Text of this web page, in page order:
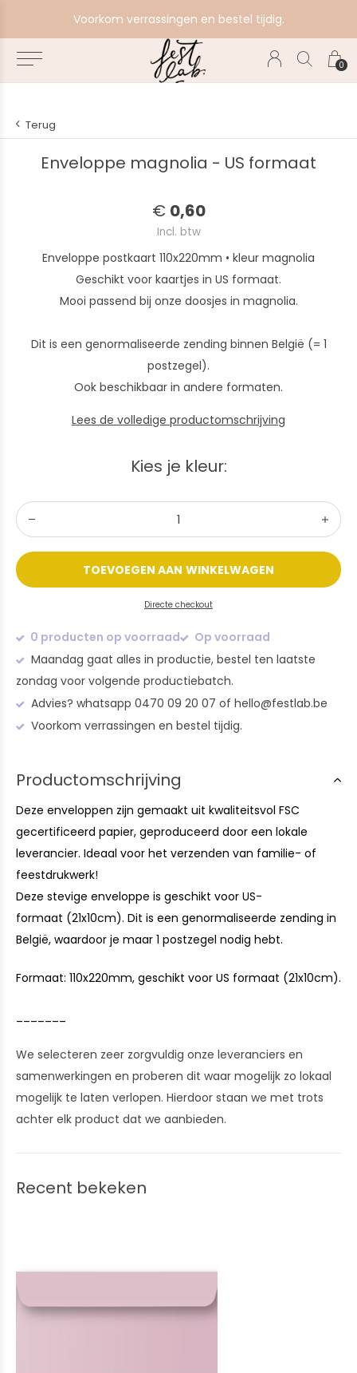
0
Voorkom verrassingen en bestel tijdig.
Terug
Enveloppe magnolia - US formaat
€ 0,60
Incl. btw
Enveloppe postkaart 110x220mm • kleur magnolia
Geschikt voor kaartjes in US formaat.
Mooi passend bij onze doosjes in magnolia.
Dit is een genormaliseerde zending binnen België (= 1
postzegel).
Ook beschikbaar in andere formaten.
Lees de volledige productomschrijving
Kies je kleur:
TOEVOEGEN AAN WINKELWAGEN
Directe checkout
0 producten op voorraad
Op voorraad
Maandag gaat alles in productie, bestel ten laatste
zondag voor volgende productiebatch.
Advies? whatsapp 0470 09 20 07 of hello@festlab.be
Voorkom verrassingen en bestel tijdig.
Productomschrijving
Deze enveloppen zijn gemaakt uit kwaliteitsvol FSC
gecertificeerd papier, geproduceerd door een lokale
leverancier. Ideaal voor het verzenden van familie- of
feestdrukwerk!
Deze stevige enveloppe is geschikt voor US-
formaat (21x10cm). Dit is een genormaliseerde zending in
België, waardoor je maar 1 postzegel nodig hebt.
Formaat: 110x220mm, geschikt voor US formaat (21x10cm).
We selecteren zeer zorgvuldig onze leveranciers en
samenwerkingen en proberen dit waar mogelijk zo lokaal
mogelijk te laten verlopen. Hierdoor staan we met trots
achter elk product dat we aanbieden.
Recent bekeken